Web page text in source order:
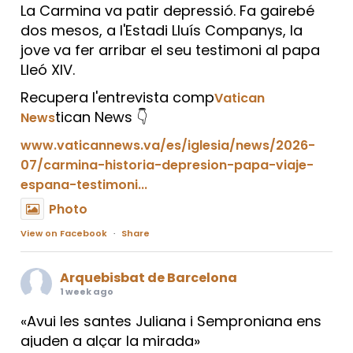
La Carmina va patir depressió. Fa gairebé
dos mesos, a l'Estadi Lluís Companys, la
jove va fer arribar el seu testimoni al papa
Lleó XIV.
Recupera l'entrevista compVatican
Newstican News 👇
www.vaticannews.va/es/iglesia/news/2026-
07/carmina-historia-depresion-papa-viaje-
espana-testimoni...
Photo
View on Facebook · Share
Arquebisbat de Barcelona
1 week ago
«Avui les santes Juliana i Semproniana ens
ajuden a alçar la mirada»